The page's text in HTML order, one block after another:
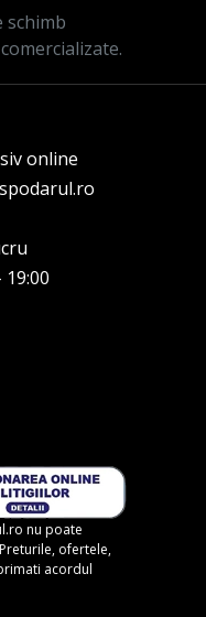
schimb
online
nu poate
ofertele,
acordul